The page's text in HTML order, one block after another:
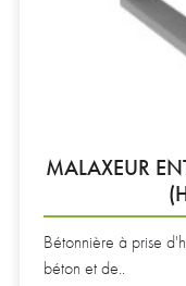
MALAXEUR
Bétonnière à prise
béton et de..